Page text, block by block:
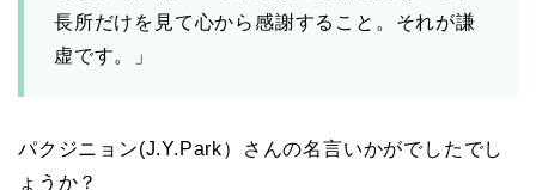
長所だけを見て心から感謝すること。それが謙
虚です。」
パクジニョン(J.Y.Park）さんの名言いかがでしたでし
ょうか？